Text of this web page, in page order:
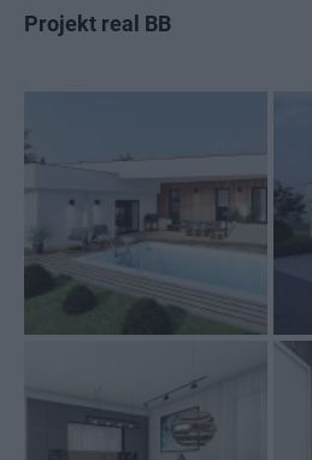
Projekt real BB